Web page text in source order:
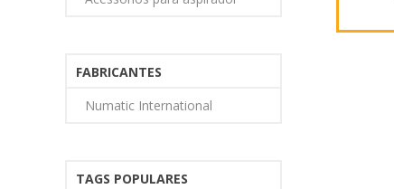
FABRICANTES
Numatic International
TAGS POPULARES